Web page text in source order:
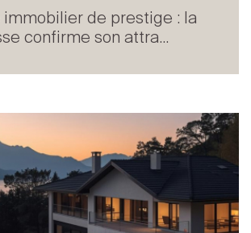
immobilier de prestige : la
confirme son attra...